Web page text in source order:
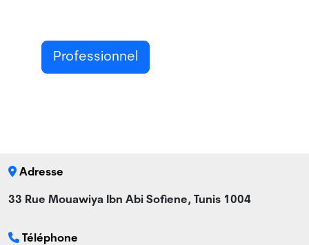
Professionnel
Adresse
33 Rue Mouawiya Ibn Abi Sofiene, Tunis 1004
Téléphone